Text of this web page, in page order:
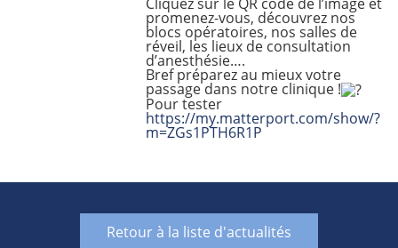
promenez-vous, découvrez nos
blocs opératoires, nos salles de
réveil, les lieux de consultation
d’anesthésie….
Bref préparez au mieux votre
passage dans notre clinique !
Pour tester
https://my.matterport.com/show/?
m=ZGs1PTH6R1P
Retour à la liste d'actualités